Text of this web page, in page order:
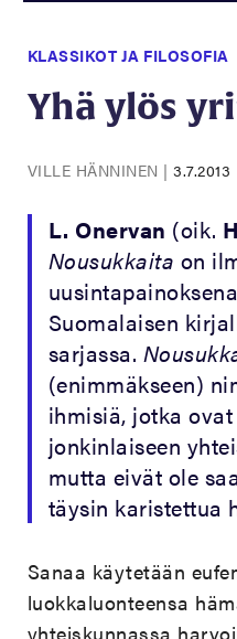
KLASSIKOT JA FILOSOFIA
Yhä ylös
VILLE HÄNNINEN |3.7.2013
L. Onervan (oik.
Nousukkaita on
Suomalaisen
sarjassa.
(enimmäkseen)
ihmisiä, jotka
jonkinlaiseen
mutta eivät ole
täysin karistettua
Sanaa käytetään
luokkaluonteensa
yhteiskunnassa